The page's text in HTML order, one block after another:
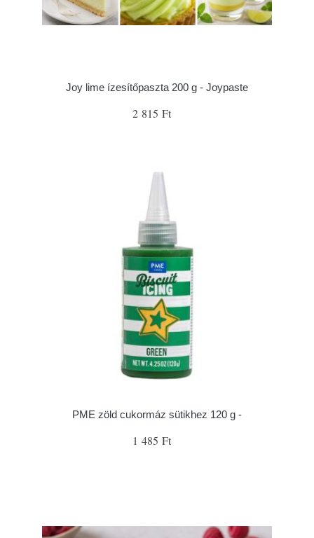
Joy lime ízesítőpaszta 200 g - Joypaste
2 815 Ft
PME zöld cukormáz sütikhez 120 g -
1 485 Ft